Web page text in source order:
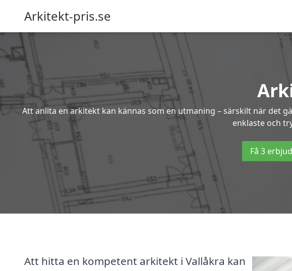
Arkitekt-pris.se
Att anlita en arkitekt kan kännas som en utmaning – särskilt när det
enklaste och
Få 3
Att hitta en kompetent arkitekt i Vallåkra kan